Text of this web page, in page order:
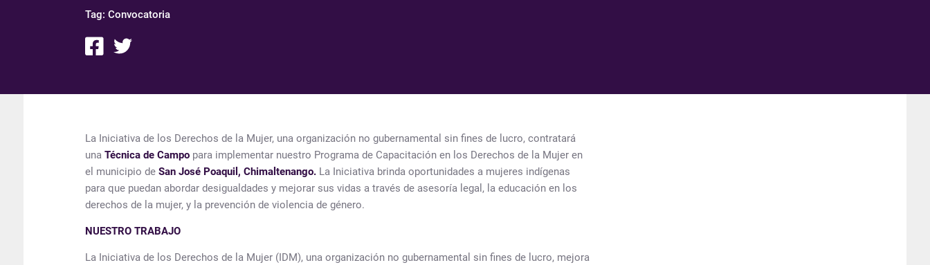
Tag: Convocatoria
La Iniciativa de los Derechos de la Mujer, una organización no gubernamental sin fines de lucro, contratará
una Técnica de Campopara implementar nuestro Programa de Capacitación en los Derechos de la Mujer en
el municipio de San José Poaquil, Chimaltenango.La Iniciativa brinda oportunidades a mujeres indígenas
para que puedan abordar desigualdades y mejorar sus vidas a través de asesoría legal, la educación en los
derechos de la mujer, y la prevención de violencia de género.
NUESTRO TRABAJO
La Iniciativa de los Derechos de la Mujer (IDM), una organización no gubernamental sin fines de lucro, mejora